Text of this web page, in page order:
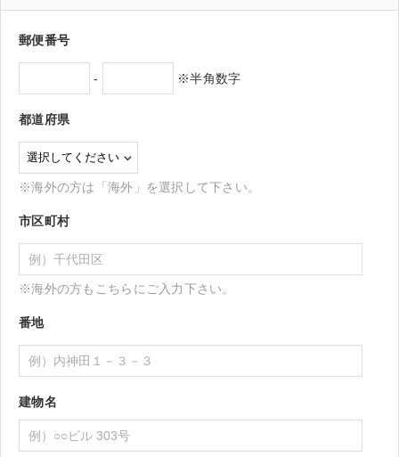
郵便番号
- ※半角数字
都道府県
※海外の方は「海外」を選択して下さい。
市区町村
※海外の方もこちらにご入力下さい。
番地
建物名